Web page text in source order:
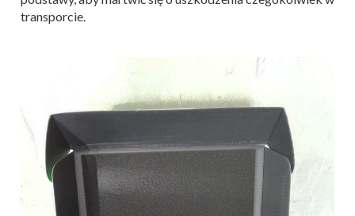
transporcie.